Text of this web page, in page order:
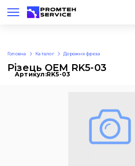
Укр
Головна Каталог Дорожня фреза
Різець OEM RK5-03
Артикул:RK5-03